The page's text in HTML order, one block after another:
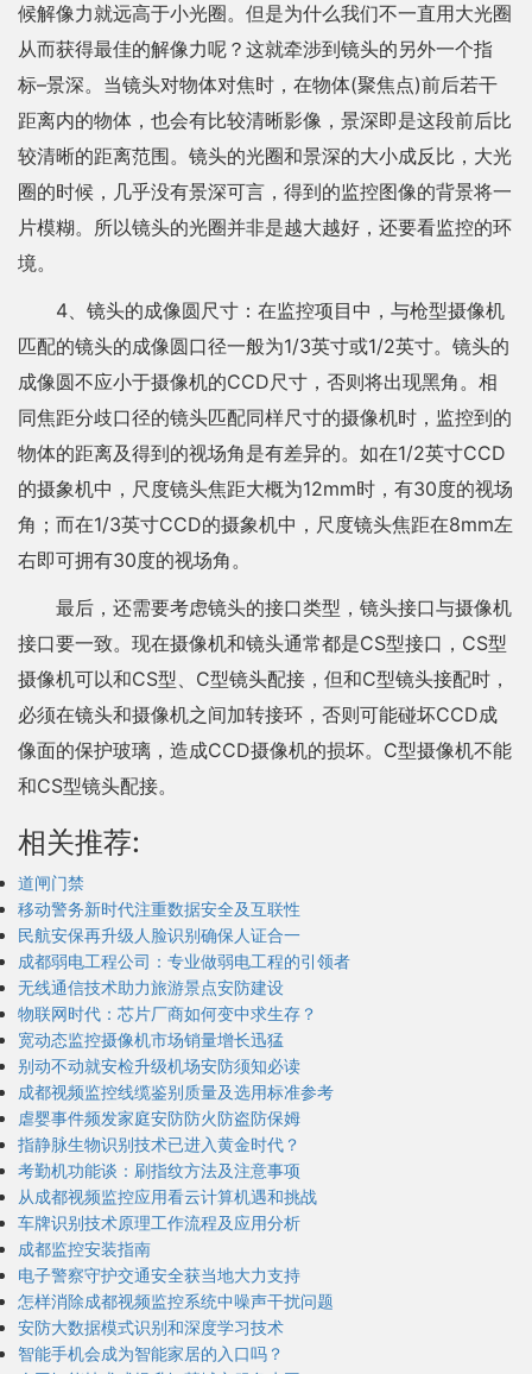
候解像力就远高于小光圈。但是为什么我们不一直用大光圈
从而获得最佳的解像力呢？这就牵涉到镜头的另外一个指
标–景深。当镜头对物体对焦时，在物体(聚焦点)前后若干
距离内的物体，也会有比较清晰影像，景深即是这段前后比
较清晰的距离范围。镜头的光圈和景深的大小成反比，大光
圈的时候，几乎没有景深可言，得到的监控图像的背景将一
片模糊。所以镜头的光圈并非是越大越好，还要看监控的环
境。
4、镜头的成像圆尺寸：在监控项目中，与枪型摄像机
匹配的镜头的成像圆口径一般为1/3英寸或1/2英寸。镜头的
成像圆不应小于摄像机的CCD尺寸，否则将出现黑角。相
同焦距分歧口径的镜头匹配同样尺寸的摄像机时，监控到的
物体的距离及得到的视场角是有差异的。如在1/2英寸CCD
的摄象机中，尺度镜头焦距大概为12mm时，有30度的视场
角；而在1/3英寸CCD的摄象机中，尺度镜头焦距在8mm左
右即可拥有30度的视场角。
最后，还需要考虑镜头的接口类型，镜头接口与摄像机
接口要一致。现在摄像机和镜头通常都是CS型接口，CS型
摄像机可以和CS型、C型镜头配接，但和C型镜头接配时，
必须在镜头和摄像机之间加转接环，否则可能碰坏CCD成
像面的保护玻璃，造成CCD摄像机的损坏。C型摄像机不能
和CS型镜头配接。
相关推荐:
道闸门禁
移动警务新时代注重数据安全及互联性
民航安保再升级人脸识别确保人证合一
成都弱电工程公司：专业做弱电工程的引领者
无线通信技术助力旅游景点安防建设
物联网时代：芯片厂商如何变中求生存？
宽动态监控摄像机市场销量增长迅猛
别动不动就安检升级机场安防须知必读
成都视频监控线缆鉴别质量及选用标准参考
虐婴事件频发家庭安防防火防盗防保姆
指静脉生物识别技术已进入黄金时代？
考勤机功能谈：刷指纹方法及注意事项
从成都视频监控应用看云计算机遇和挑战
车牌识别技术原理工作流程及应用分析
成都监控安装指南
电子警察守护交通安全获当地大力支持
怎样消除成都视频监控系统中噪声干扰问题
安防大数据模式识别和深度学习技术
智能手机会成为智能家居的入口吗？